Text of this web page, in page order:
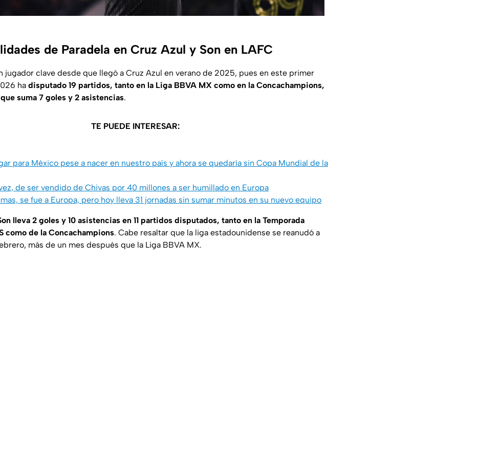
de Paradela en Cruz Azul y Son en LAFC
jugador clave desde que llegó a Cruz Azul en verano de 2025, pues en este primer
ha disputado 19 partidos, tanto en la Liga BBVA MX como en la Concachampions,
suma 7 goles y 2 asistencias.
TE PUEDE INTERESAR:
para México pese a nacer en nuestro país y ahora se quedaría sin Copa Mundial de la
de ser vendido de Chivas por 40 millones a ser humillado en Europa
se fue a Europa, pero hoy lleva 31 jornadas sin sumar minutos en su nuevo equipo
lleva 2 goles y 10 asistencias en 11 partidos disputados, tanto en la Temporada
como de la Concachampions. Cabe resaltar que la liga estadounidense se reanudó a
más de un mes después que la Liga BBVA MX.